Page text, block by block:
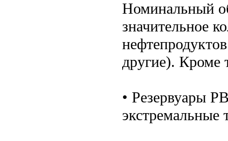
Номинальный
значительное
другие). Кроме
• Резервуары
экстремальные